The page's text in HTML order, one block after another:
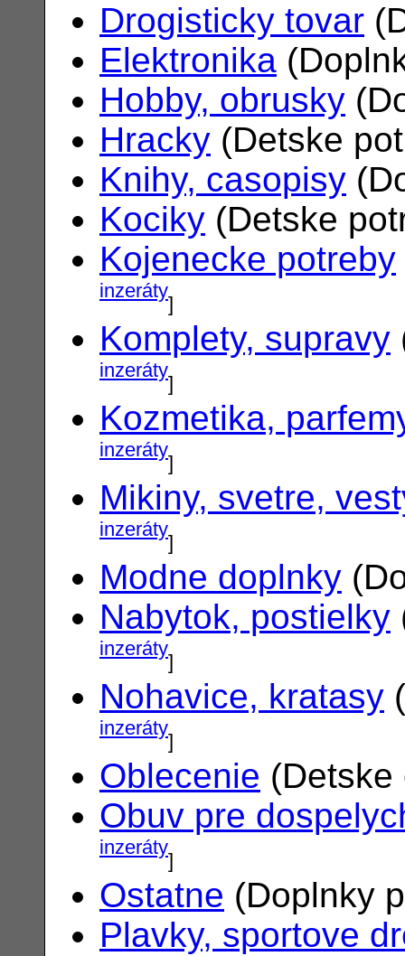
Drogisticky tovar
Elektronika
Hobby, obrusky
Hracky (Detske
Knihy, casopisy
Kociky (Detske
Kojenecke potreby
inzeráty]
Komplety, supravy
inzeráty]
Kozmetika,
inzeráty]
Mikiny, svetre,
inzeráty]
Modne doplnky
Nabytok, postielky
inzeráty]
Nohavice, kratasy
inzeráty]
Oblecenie
Obuv pre
inzeráty]
Ostatne (Doplnky
Plavky, sportove